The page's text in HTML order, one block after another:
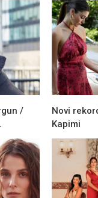
/
Novi
Kapimi